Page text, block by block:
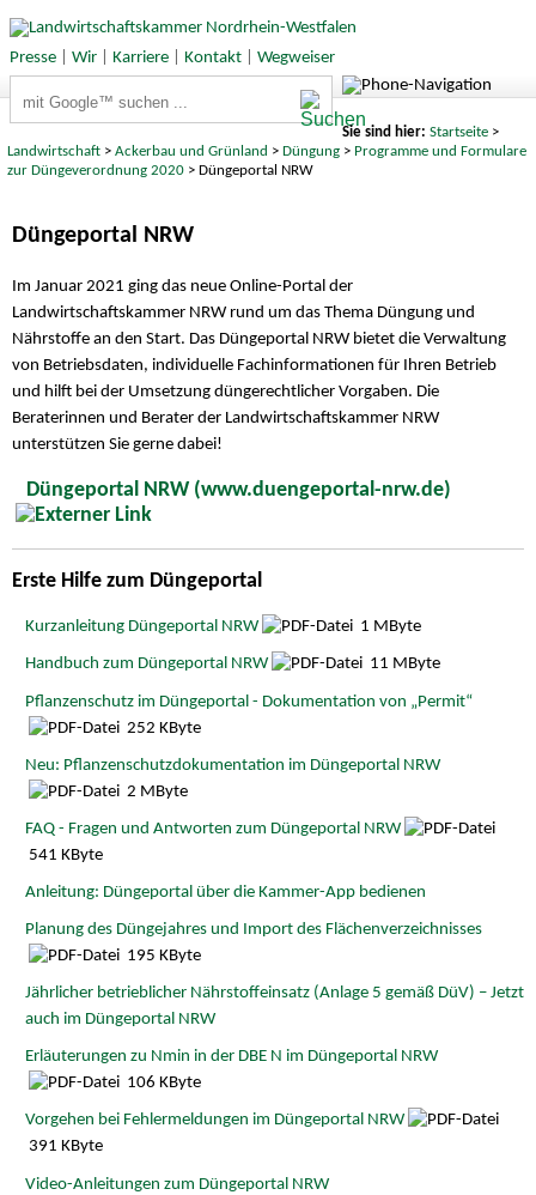
Presse| Wir| Karriere| Kontakt| Wegweiser
Sie sind hier: Startseite>
Landwirtschaft >Ackerbau und Grünland >Düngung > Programme und Formulare
zur Düngeverordnung 2020 > Düngeportal NRW
Düngeportal NRW
Im Januar 2021 ging das neue Online-Portal der
Landwirtschaftskammer NRW rund um das Thema Düngung und
Nährstoffe an den Start. Das Düngeportal NRW bietet die Verwaltung
von Betriebsdaten, individuelle Fachinformationen für Ihren Betrieb
und hilft bei der Umsetzung düngerechtlicher Vorgaben. Die
Beraterinnen und Berater der Landwirtschaftskammer NRW
unterstützen Sie gerne dabei!
Düngeportal NRW (www.duengeportal-nrw.de)
Erste Hilfe zum Düngeportal
Kurzanleitung Düngeportal NRW 1 MByte
Handbuch zum Düngeportal NRW 11 MByte
Pflanzenschutz im Düngeportal - Dokumentation von „Permit“
252 KByte
Neu: Pflanzenschutzdokumentation im Düngeportal NRW
2 MByte
FAQ - Fragen und Antworten zum Düngeportal NRW
541 KByte
Anleitung: Düngeportal über die Kammer-App bedienen
Planung des Düngejahres und Import des Flächenverzeichnisses
195 KByte
Jährlicher betrieblicher Nährstoffeinsatz (Anlage 5 gemäß DüV) – Jetzt
auch im Düngeportal NRW
Erläuterungen zu Nmin in der DBE N im Düngeportal NRW
106 KByte
Vorgehen bei Fehlermeldungen im Düngeportal NRW
391 KByte
Video-Anleitungen zum Düngeportal NRW